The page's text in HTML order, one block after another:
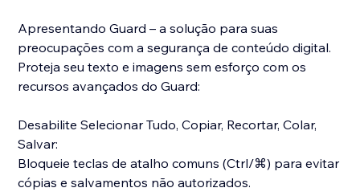
Apresentando Guard – a solução para suas
preocupações com a segurança de conteúdo digital.
Proteja seu texto e imagens sem esforço com os
recursos avançados do Guard:
Desabilite Selecionar Tudo, Copiar, Recortar, Colar,
Salvar:
Bloqueie teclas de atalho comuns (Ctrl/⌘) para evitar
cópias e salvamentos não autorizados.